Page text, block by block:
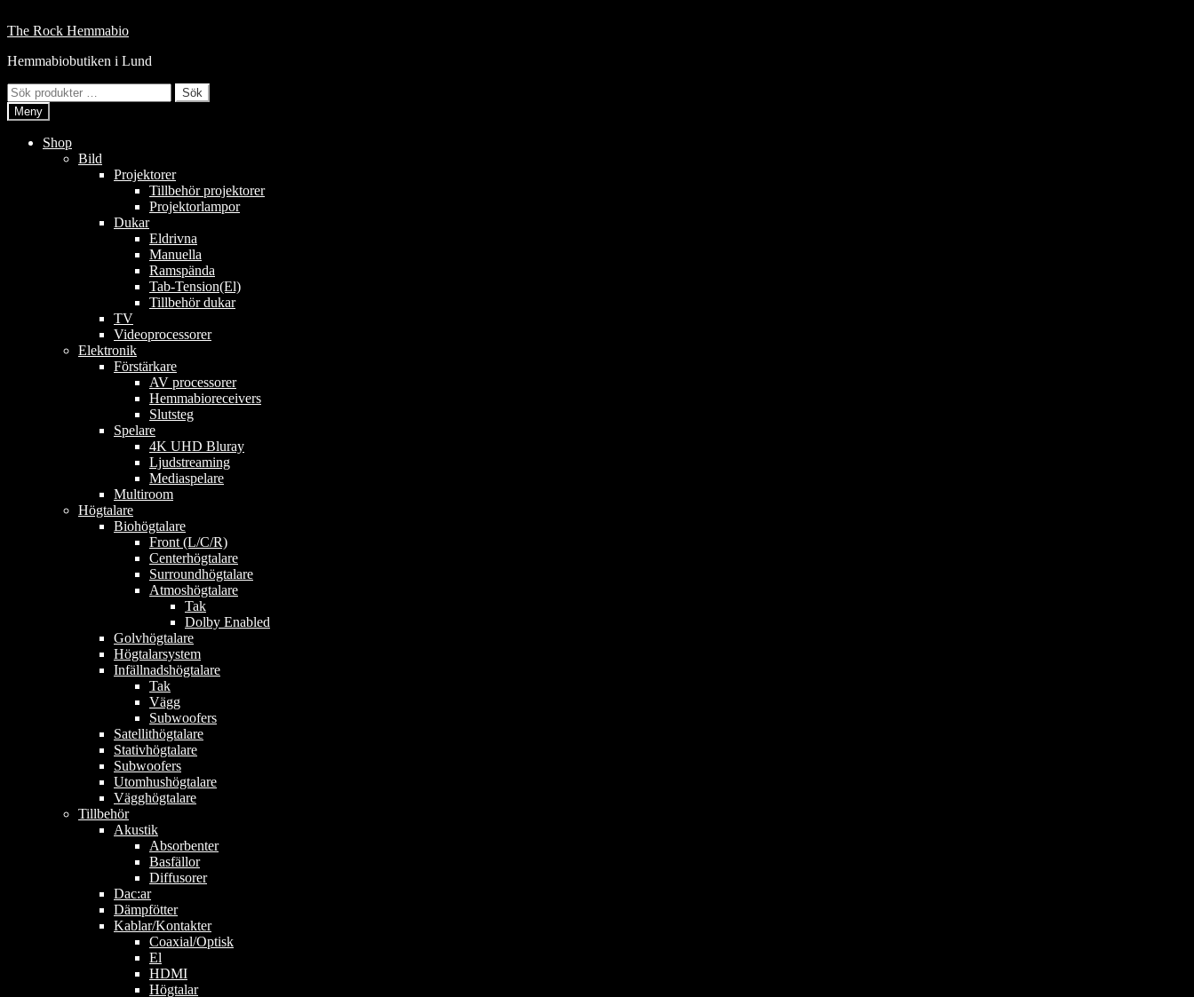
till
Hoppa
navigering
Hoppa
innehåll
The Rock Hemmabio
Hemmabiobutiken i Lund
Sök
efter:
Sök
Meny
Shop
Bild
Projektorer
Tillbehör projektorer
Projektorlampor
Dukar
Eldrivna
Manuella
Ramspända
Tab-Tension(El)
Tillbehör dukar
TV
Videoprocessorer
Elektronik
Förstärkare
AV processorer
Hemmabioreceivers
Slutsteg
Spelare
4K UHD Bluray
Ljudstreaming
Mediaspelare
Multiroom
Högtalare
Biohögtalare
Front (L/C/R)
Centerhögtalare
Surroundhögtalare
Atmoshögtalare
Tak
Dolby Enabled
Golvhögtalare
Högtalarsystem
Infällnadshögtalare
Tak
Vägg
Subwoofers
Satellithögtalare
Stativhögtalare
Subwoofers
Utomhushögtalare
Vägghögtalare
Tillbehör
Akustik
Absorbenter
Basfällor
Diffusorer
Dac:ar
Dämpfötter
Kablar/Kontakter
Coaxial/Optisk
El
HDMI
Högtalar